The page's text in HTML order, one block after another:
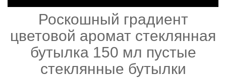
Роскошный градиент
цветовой аромат стеклянная
бутылка 150 мл пустые
стеклянные бутылки